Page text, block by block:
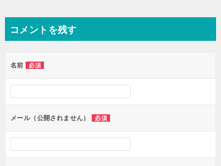
ビ
ー
シ
ョ
ン
コメントを残す
名前 必須
メール（公開されません） 必須